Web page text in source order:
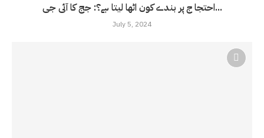
احتجا ج پر بندے کون اٹھا لیتا ہے؟: جج کا آئی جی...
July 5, 2024